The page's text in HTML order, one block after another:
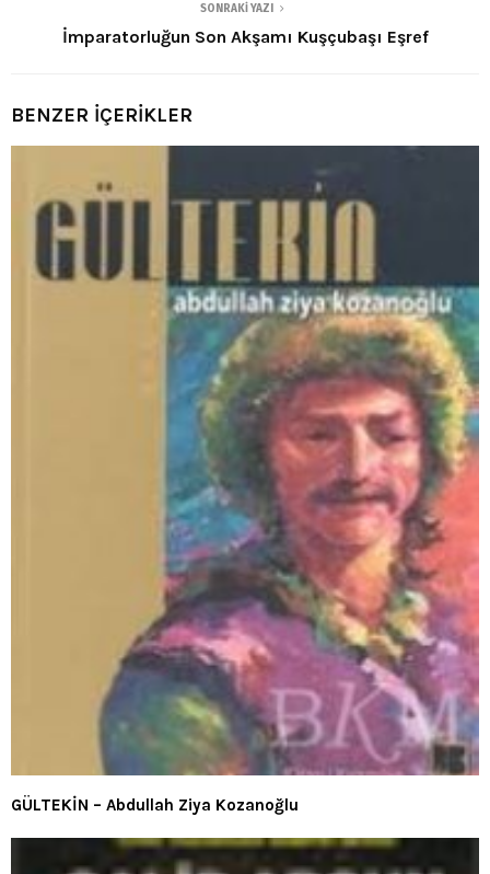
SONRAKI YAZI
İmparatorluğun Son Akşamı Kuşçubaşı Eşref
BENZER İÇERİKLER
GÜLTEKİN – Abdullah Ziya Kozanoğlu